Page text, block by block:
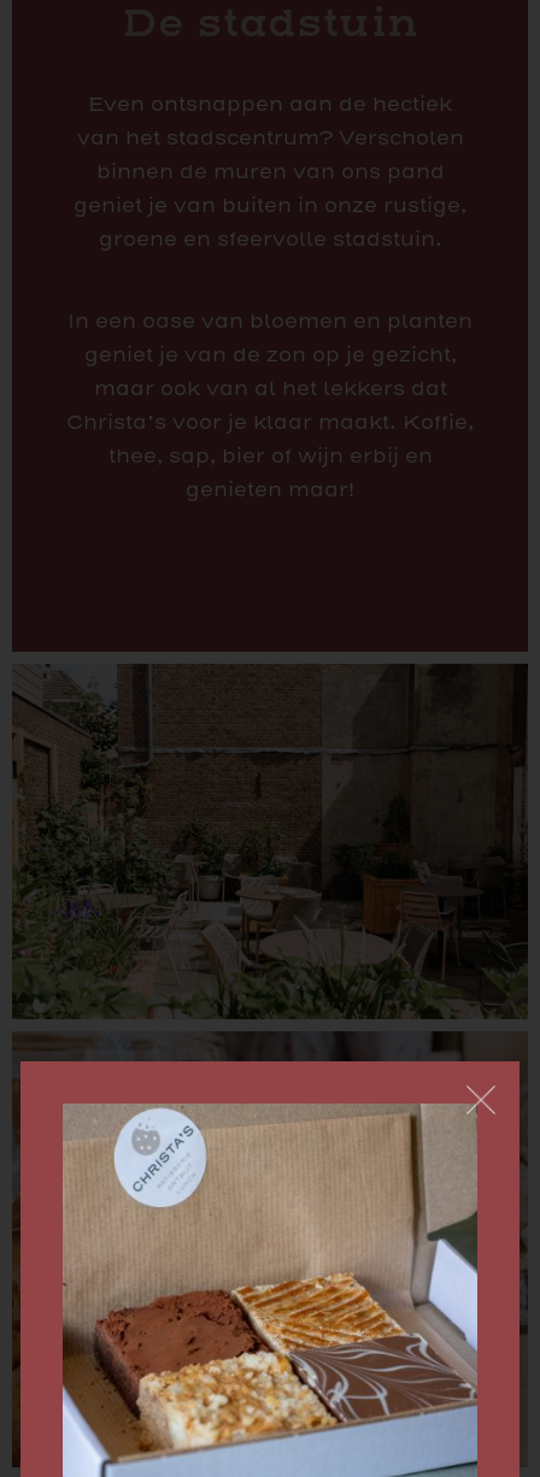
De stadstuin
Even ontsnappen aan de hectiek
van het stadscentrum? Verscholen
binnen de muren van ons pand
geniet je van buiten in onze rustige,
groene en sfeervolle stadstuin.
In een oase van bloemen en planten
geniet je van de zon op je gezicht,
maar ook van al het lekkers dat
Christa’s voor je klaar maakt. Koffie,
thee, sap, bier of wijn erbij en
genieten maar!